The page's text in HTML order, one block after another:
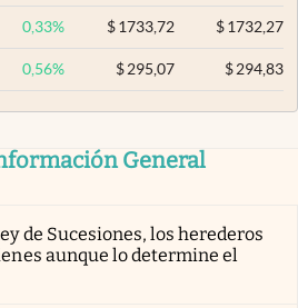
0,33% $ 1733,72 $1732,27
0,56% $ 295,07 $294,83
General
de Sucesiones, los herederos
aunque lo determine el